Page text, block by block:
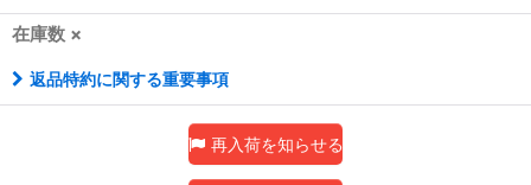
在庫数 ×
返品特約に関する重要事項
再入荷を知らせる